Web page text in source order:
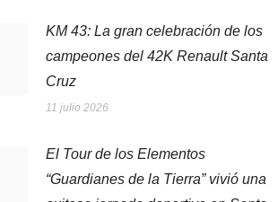
KM 43: La gran celebración de los
campeones del 42K Renault Santa
Cruz
11 julio 2026
El Tour de los Elementos
“Guardianes de la Tierra” vivió una